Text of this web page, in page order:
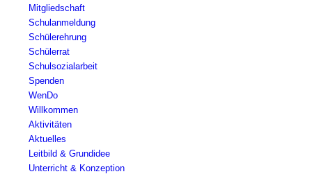
Mitgliedschaft
Schulanmeldung
Schülerehrung
Schülerrat
Schulsozialarbeit
Spenden
WenDo
Willkommen
Aktivitäten
Aktuelles
Leitbild & Grundidee
Unterricht & Konzeption